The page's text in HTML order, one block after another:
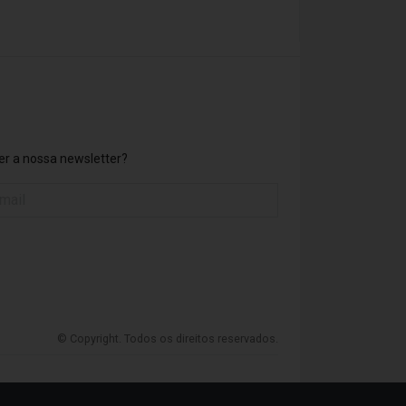
a nossa newsletter?
© Copyright. Todos os direitos reservados.